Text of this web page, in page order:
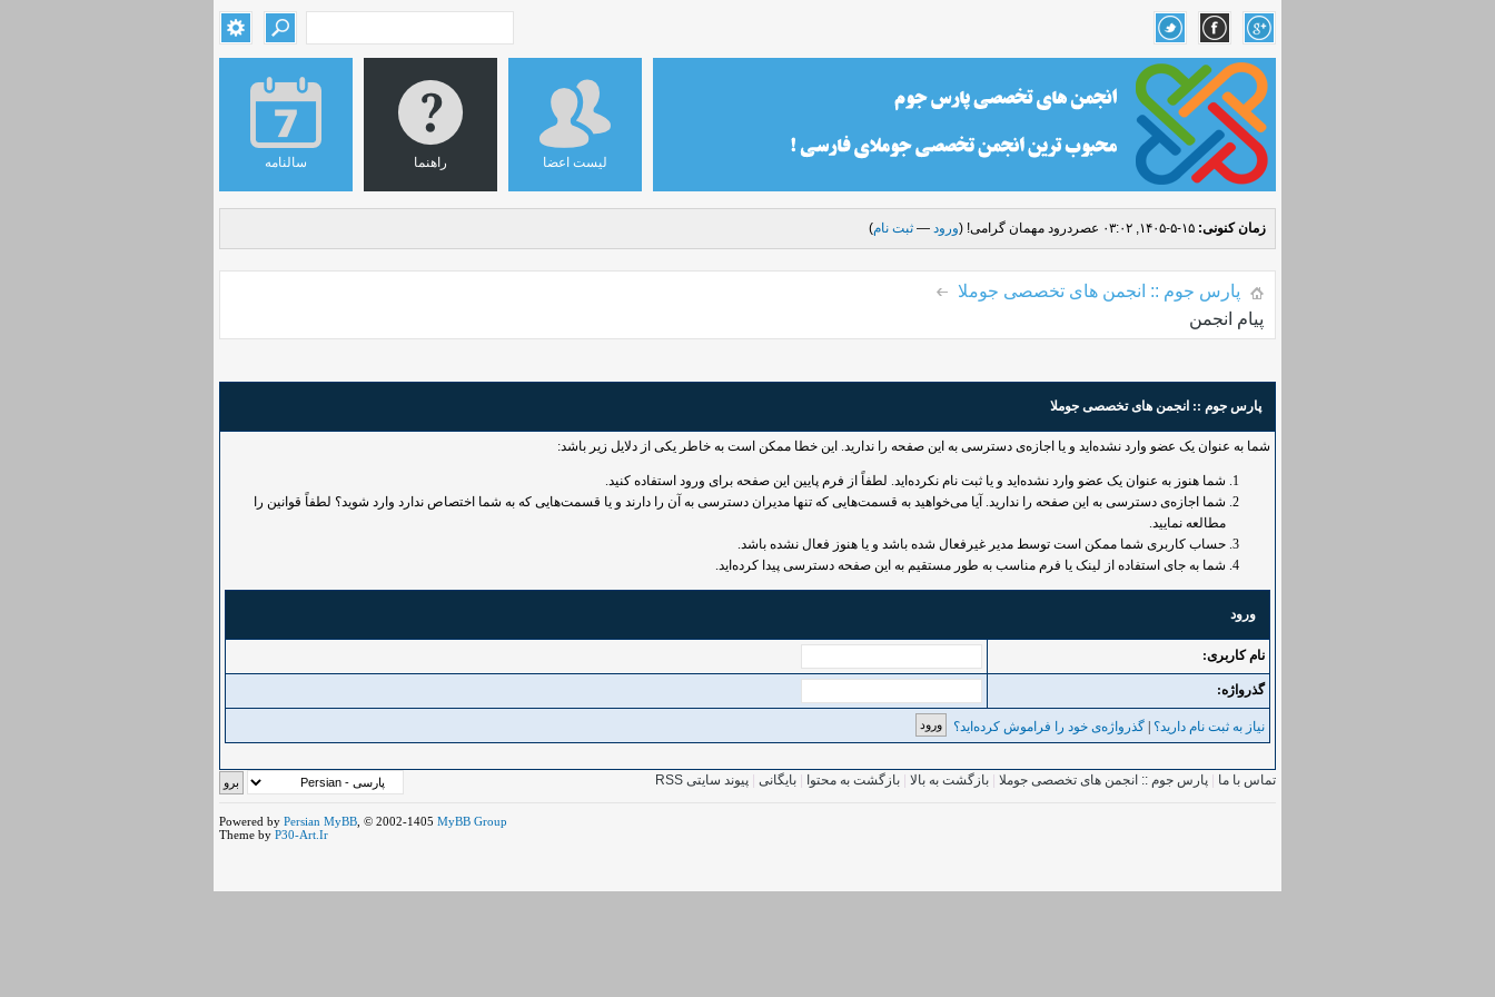
سالنامه راهنما لیست اعضا
زمان کنونی: ۱۵-۵-۱۴۰۵, ۰۳:۰۲ عصر درود مهمان گرامی! (ورود — ثبت نام)
پارس جوم :: انجمن های تخصصی جوملا
پیام انجمن
پارس جوم :: انجمن های تخصصی جوملا
شما به عنوان یک عضو وارد نشده‌اید و یا اجازه‌ی دسترسی به این صفحه را ندارید. این خطا ممکن است به خاطر یکی از دلایل زیر باشد:
شما هنوز به عنوان یک عضو وارد نشده‌اید و یا ثبت نام نکرده‌اید. لطفاً از فرم پایین این صفحه برای ورود استفاده کنید.
شما اجازه‌ی دسترسی به این صفحه را ندارید. آیا می‌خواهید به قسمت‌هایی که تنها مدیران دسترسی به آن را دارند و یا قسمت‌هایی که به شما اختصاص ندارد وارد شوید؟ لطفاً قوانین را
مطالعه نمایید.
حساب کاربری شما ممکن است توسط مدیر غیرفعال شده باشد و یا هنوز فعال نشده باشد.
شما به جای استفاده از لینک یا فرم مناسب به طور مستقیم به این صفحه دسترسی پیدا کرده‌اید.
ورود
نام کاربری:
گذرواژه‌:
نیاز به ثبت نام دارید؟ گذرواژه‌ی خود را فراموش کرده‌اید؟
تماس با ما پارس جوم :: انجمن های تخصصی جوملا بازگشت به بالا بازگشت به محتوا بایگانی پیوند سایتی RSS
Powered by Persian MyBB , © 2002-1405 MyBB Group
Theme by P30-Art.Ir